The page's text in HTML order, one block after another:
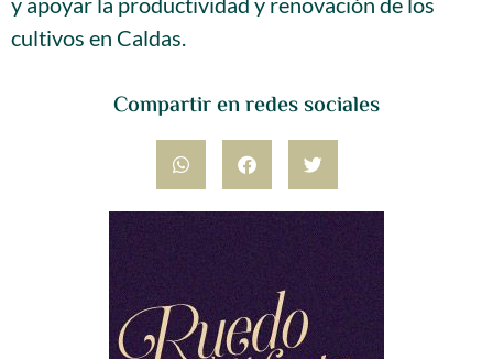
Compartir en redes sociales
cultivos en Caldas.